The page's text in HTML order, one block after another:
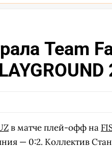
Team
в матче плей-офф на
— 0:2. Коллектив